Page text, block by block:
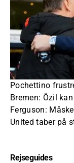
Pochettino
Bremen: Özil
Ferguson:
United taber på
Rejseguides